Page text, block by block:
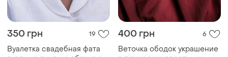
350 грн 19
Вуалетка свадебная фата
400 грн 6
Веточка ободок украшение